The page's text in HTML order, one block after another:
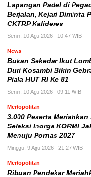
Lapangan Padel di
Berjalan, Kejari Diminta
CKTRP Kalideres
Senin, 10 Agu 2026 - 10:47 WIB
News
Bukan Sekedar Ikut
Duri Kosambi Bikin
Piala HUT RI Ke 81
Senin, 10 Agu 2026 - 09:11 WIB
Mertopolitan
3.000 Peserta Meriahkan
Seleksi Inorga KORMI
Menuju Pornas 2027
Minggu, 9 Agu 2026 - 21:27 WIB
Mertopolitan
Ribuan Pendekar